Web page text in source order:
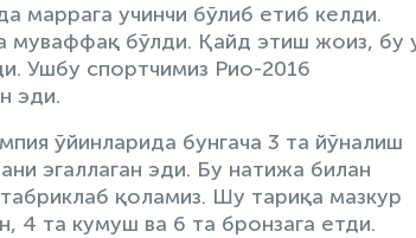
маррага учинчи бўлиб етиб келди.
муваффақ бўлди. Қайд этиш жоиз, бу
Ушбу спортчимиз Рио-2016
эди.
ўйинларида бунгача 3 та йўналиш
эгаллаган эди. Бу натижа билан
қоламиз. Шу тариқа мазкур
4 та кумуш ва 6 та бронзага етди.